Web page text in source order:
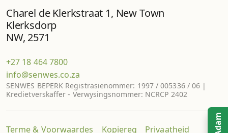
Charel de Klerkstraat 1, New Town
Klerksdorp
NW, 2571
+27 18 464 7800
info@senwes.co.za
SENWES BEPERK Registrasienommer: 1997 / 005336 / 06 |
Kredietverskaffer - Verwysingsnommer: NCRCP 2402
Terme & Voorwaardes Kopiereg Privaatheid